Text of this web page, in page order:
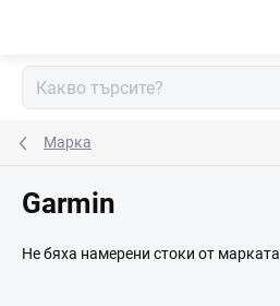
Марка
Garmin
Не бяха намерени стоки от марката